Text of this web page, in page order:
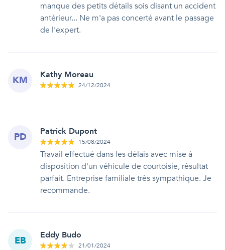
manque des petits détails sois disant un accident
antérieur... Ne m'a pas concerté avant le passage
de l'expert.
KM Kathy Moreau
24/12/2024
PD Patrick Dupont
15/08/2024
Travail effectué dans les délais avec mise à
disposition d'un véhicule de courtoisie, résultat
parfait. Entreprise familiale très sympathique. Je
recommande.
EB Eddy Budo
21/01/2024